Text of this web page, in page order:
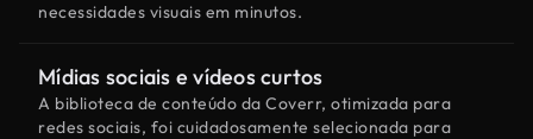
necessidades visuais em minutos.
Mídias sociais e vídeos curtos
A biblioteca de conteúdo da Coverr, otimizada para
redes sociais, foi cuidadosamente selecionada para